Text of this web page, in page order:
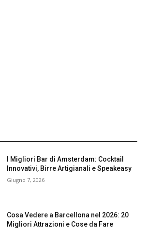
I Migliori Bar di Amsterdam: Cocktail
Innovativi, Birre Artigianali e Speakeasy
Giugno 7, 2026
Cosa Vedere a Barcellona nel 2026: 20
Migliori Attrazioni e Cose da Fare